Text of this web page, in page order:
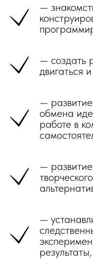
—
— создать
двигаться
—
обмена
работе в
— развитие
—
ПО